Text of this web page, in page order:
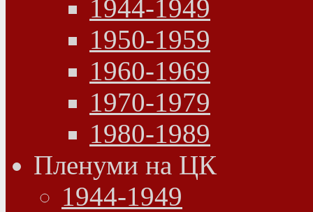
1944-1949
1950-1959
1960-1969
1970-1979
1980-1989
Пленуми на ЦК
1944-1949